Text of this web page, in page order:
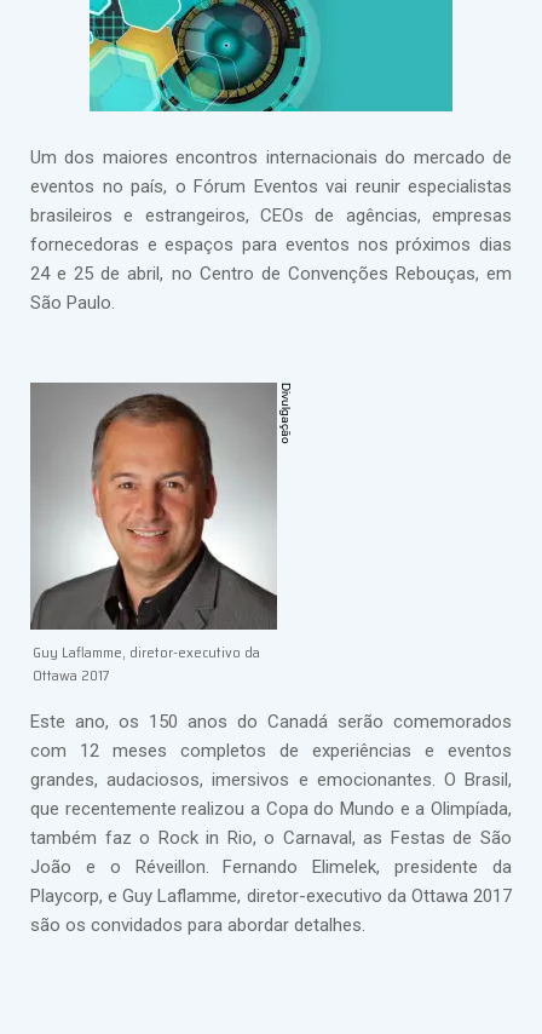
Um dos maiores encontros internacionais do mercado de
eventos no país, o Fórum Eventos vai reunir especialistas
brasileiros e estrangeiros, CEOs de agências, empresas
fornecedoras e espaços para eventos nos próximos dias
24 e 25 de abril, no Centro de Convenções Rebouças, em
São Paulo.
Guy Laflamme, diretor-executivo da
Ottawa 2017
Este ano, os 150 anos do Canadá serão comemorados
com 12 meses completos de experiências e eventos
grandes, audaciosos, imersivos e emocionantes. O Brasil,
que recentemente realizou a Copa do Mundo e a Olimpíada,
também faz o Rock in Rio, o Carnaval, as Festas de São
João e o Réveillon. Fernando Elimelek, presidente da
Playcorp, e Guy Laflamme, diretor-executivo da Ottawa 2017
são os convidados para abordar detalhes.